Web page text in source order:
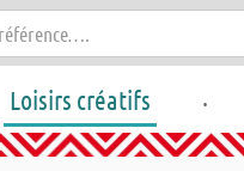
Loisirs créatifs .